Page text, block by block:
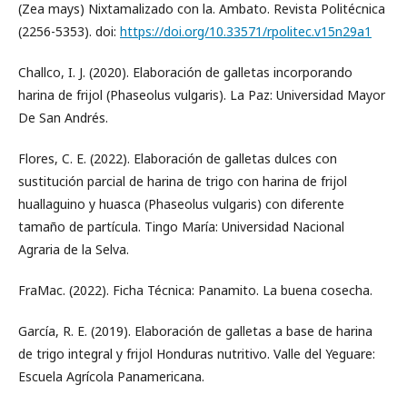
(Zea mays) Nixtamalizado con la. Ambato. Revista Politécnica
(2256-5353). doi: https://doi.org/10.33571/rpolitec.v15n29a1
Challco, I. J. (2020). Elaboración de galletas incorporando
harina de frijol (Phaseolus vulgaris). La Paz: Universidad Mayor
De San Andrés.
Flores, C. E. (2022). Elaboración de galletas dulces con
sustitución parcial de harina de trigo con harina de frijol
huallaguino y huasca (Phaseolus vulgaris) con diferente
tamaño de partícula. Tingo María: Universidad Nacional
Agraria de la Selva.
FraMac. (2022). Ficha Técnica: Panamito. La buena cosecha.
García, R. E. (2019). Elaboración de galletas a base de harina
de trigo integral y frijol Honduras nutritivo. Valle del Yeguare:
Escuela Agrícola Panamericana.